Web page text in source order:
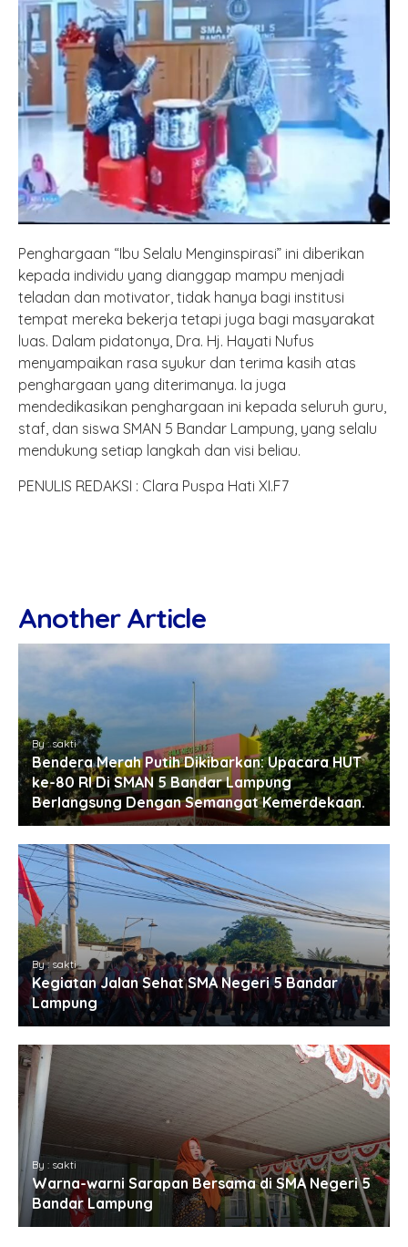
Penghargaan “Ibu Selalu Menginspirasi” ini diberikan
kepada individu yang dianggap mampu menjadi
teladan dan motivator, tidak hanya bagi institusi
tempat mereka bekerja tetapi juga bagi masyarakat
luas. Dalam pidatonya, Dra. Hj. Hayati Nufus
menyampaikan rasa syukur dan terima kasih atas
penghargaan yang diterimanya. Ia juga
mendedikasikan penghargaan ini kepada seluruh guru,
staf, dan siswa SMAN 5 Bandar Lampung, yang selalu
mendukung setiap langkah dan visi beliau.
PENULIS REDAKSI : Clara Puspa Hati XI.F7
Another Article
By : sakti
Bendera Merah Putih Dikibarkan: Upacara HUT
ke-80 RI Di SMAN 5 Bandar Lampung
Berlangsung Dengan Semangat Kemerdekaan.
By : sakti
Kegiatan Jalan Sehat SMA Negeri 5 Bandar
Lampung
By : sakti
Warna-warni Sarapan Bersama di SMA Negeri 5
Bandar Lampung